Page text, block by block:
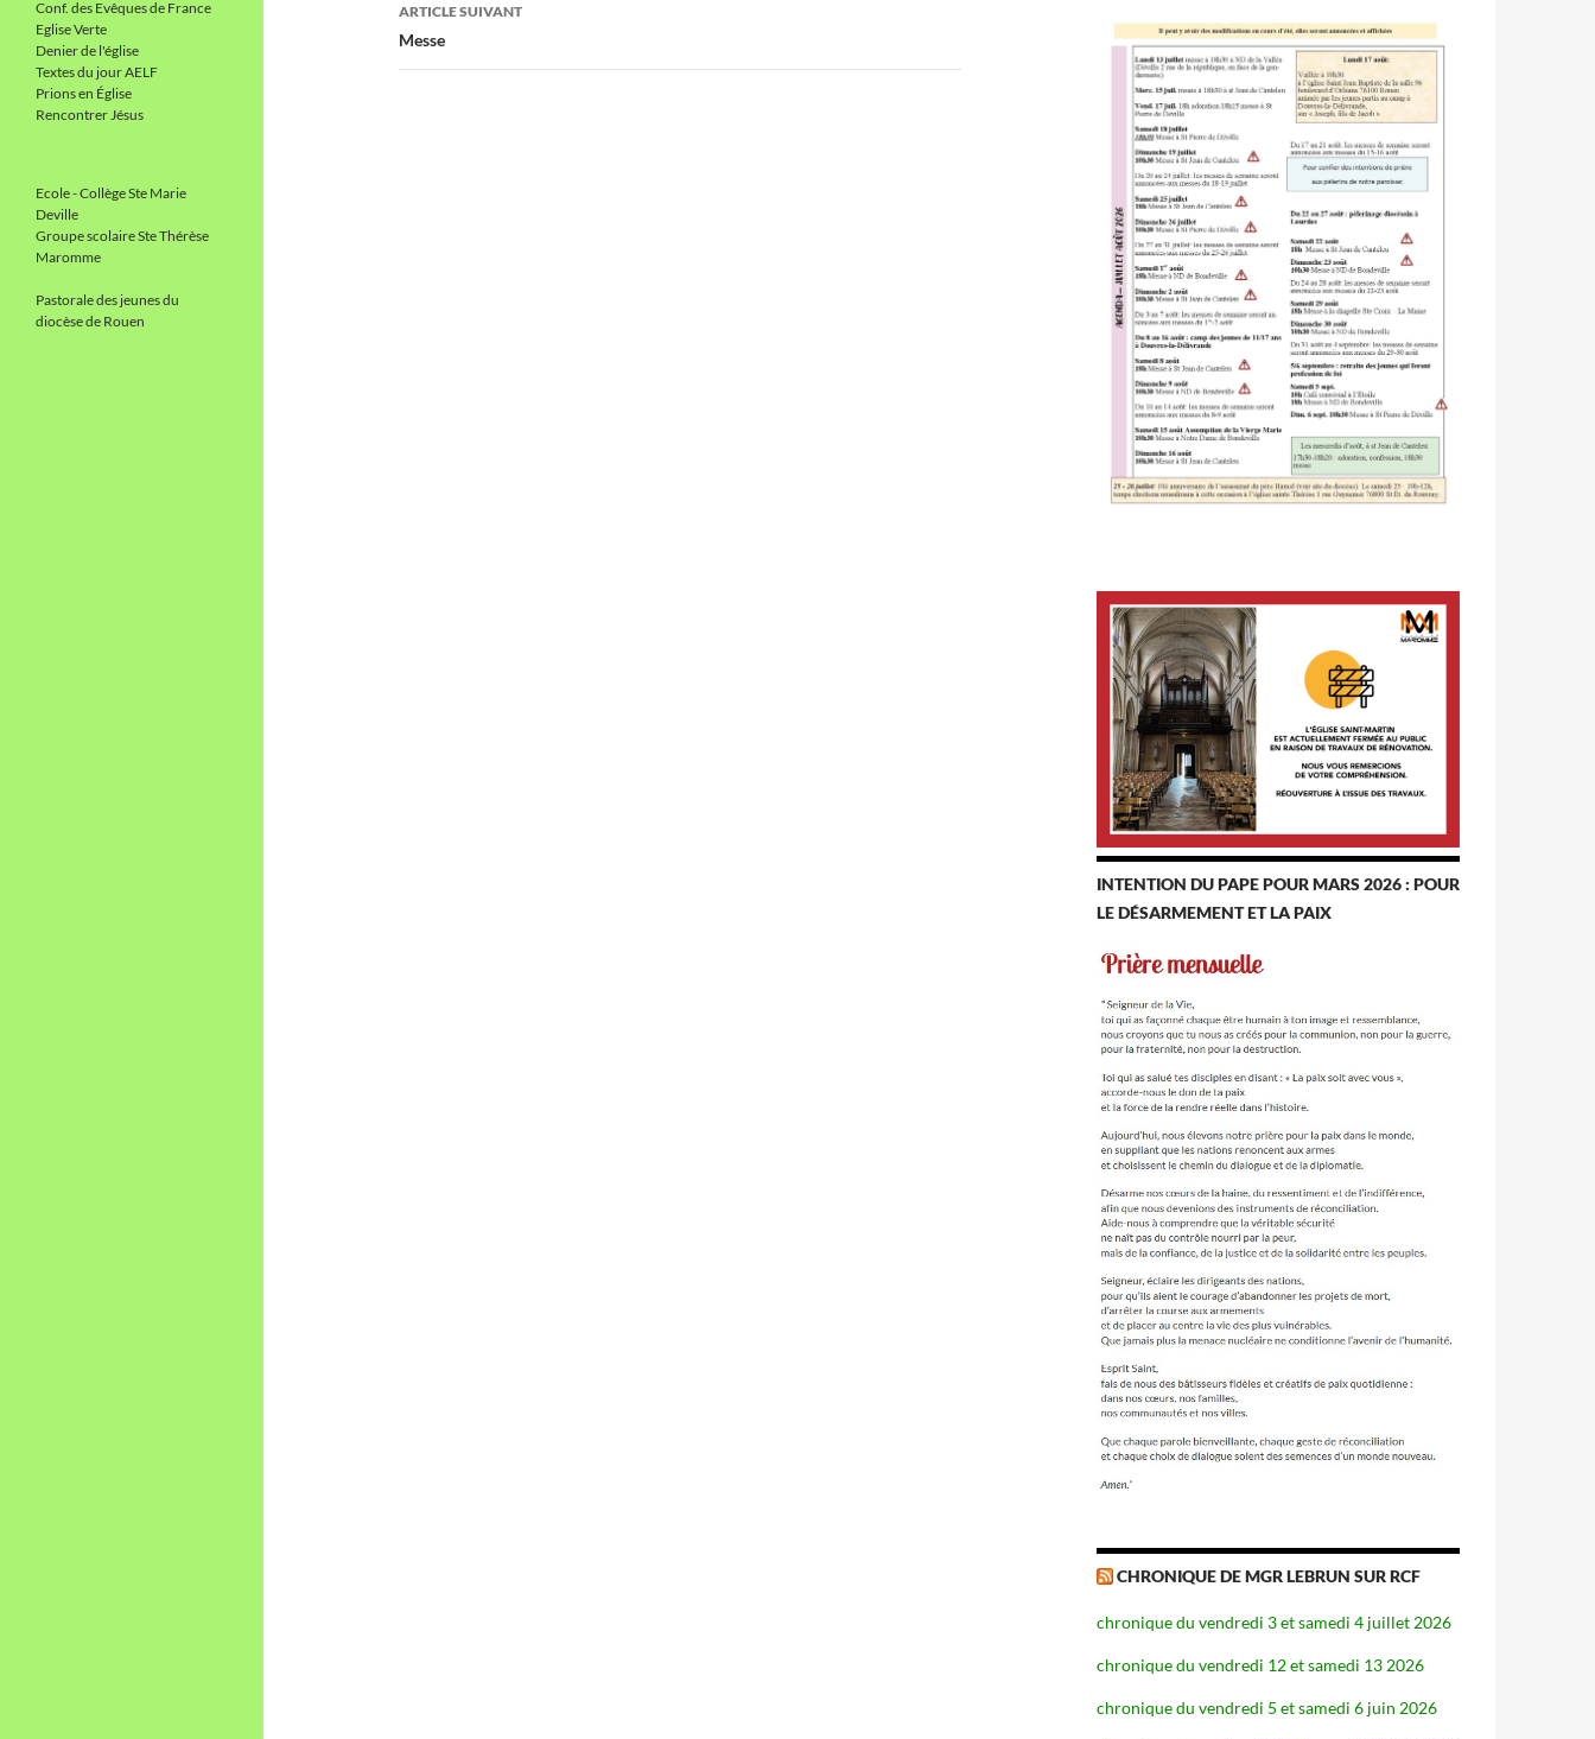
ARTICLE SUIVANT
Messe
INTENTION DU PAPE POUR MARS 2026 : POUR
LE DÉSARMEMENT ET LA PAIX
CHRONIQUE DE MGR LEBRUN SUR RCF
chronique du vendredi 3 et samedi 4 juillet 2026
chronique du vendredi 12 et samedi 13 2026
chronique du vendredi 5 et samedi 6 juin 2026
Conf. des Evêques de France
Eglise Verte
Denier de l'église
Textes du jour AELF
Prions en Église
Rencontrer Jésus
Ecole - Collège Ste Marie
Deville
Groupe scolaire Ste Thérèse
Maromme
Pastorale des jeunes du
diocèse de Rouen